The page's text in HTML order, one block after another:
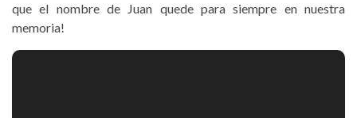
que el nombre de Juan quede para siempre en nuestra
memoria!